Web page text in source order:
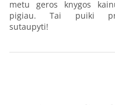
metu geros knygos
pigiau. Tai puiki
sutaupyti!